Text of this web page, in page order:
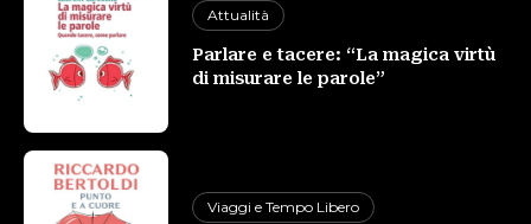
Attualità
Parlare e tacere: “La magica virtù
di misurare le parole”
Viaggi e Tempo Libero